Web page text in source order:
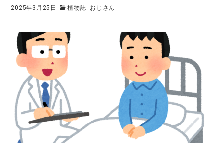
2025年3月25日 植物誌 おじさん